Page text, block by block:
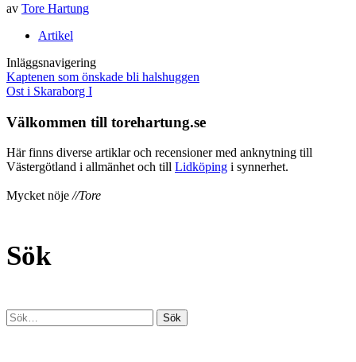
av Tore Hartung
Artikel
Inläggsnavigering
Kaptenen som önskade bli halshuggen
Ost i Skaraborg I
Välkommen till torehartung.se
Här finns diverse artiklar och recensioner med anknytning till
Västergötland i allmänhet och till Lidköping i synnerhet.
Mycket nöje //Tore
Sök